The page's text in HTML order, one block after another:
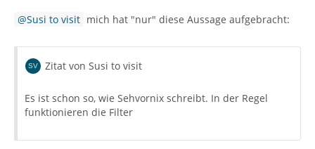
Susi to visit mich hat "nur" diese Aussage aufgebracht:
Zitat von Susi to visit
Es ist schon so, wie Sehvornix schreibt. In der Regel
funktionieren die Filter